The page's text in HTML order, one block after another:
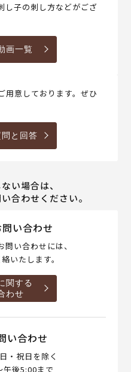
し子の刺し方などがござ
画一覧
用意しております。ぜひ
と回答
い場合は、
合わせください。
い合わせ
い合わせには、
いたします。
関する
わせ
い合わせ
・祝日を除く
後5:00まで